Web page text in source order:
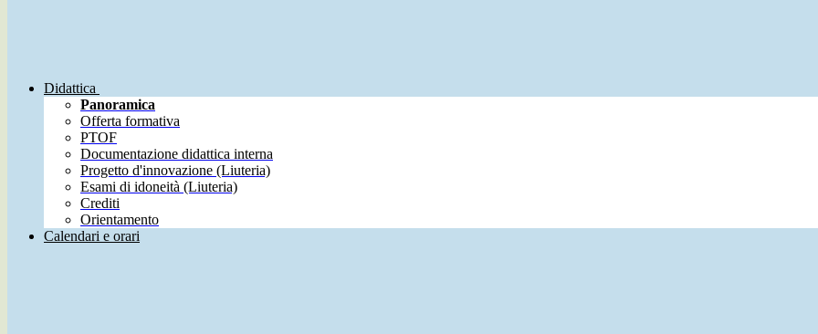
Didattica
Panoramica
Offerta formativa
PTOF
Documentazione didattica interna
Progetto d'innovazione (Liuteria)
Esami di idoneità (Liuteria)
Crediti
Orientamento
Calendari e orari